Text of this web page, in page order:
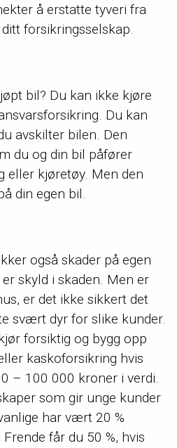
å erstatte tyveri fra
forsikringsselskap.
bil? Du kan ikke kjøre
Du kan
avskilter bilen. Den
du og din bil påfører
eller kjøretøy. Men den
din egen bil.
også skader på egen
skyld i skaden. Men er
er det ikke sikkert det
svært dyr for slike kunder.
forsiktig og bygg opp
kaskoforsikring hvis
– 100 000 kroner i verdi.
som gir unge kunder
har vært 20 %
får du 50 %, hvis